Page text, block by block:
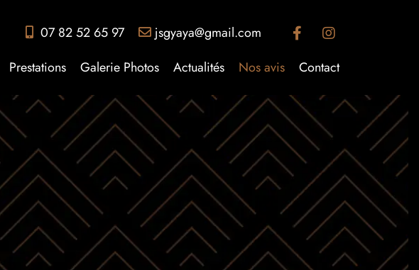
07 82 52 65 97
jsgyaya@gmail.com
Prestations Galerie Photos Actualités Nos avis Contact